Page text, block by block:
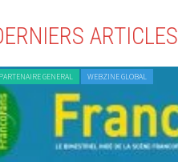
ARTICLES
GENERAL WEBZINE GLOBAL